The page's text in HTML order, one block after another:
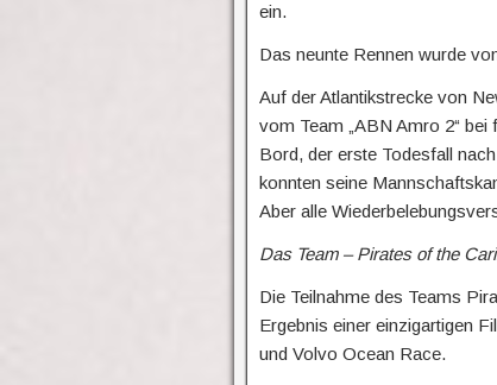
ein.
Das neunte Rennen wurde
Auf der Atlantikstrecke von
vom Team „ABN Amro 2“
Bord, der erste Todesfall
konnten seine
Aber alle
Das Team – Pirates of the
Die Teilnahme des Teams
Ergebnis einer einzigartigen
und Volvo Ocean Race.